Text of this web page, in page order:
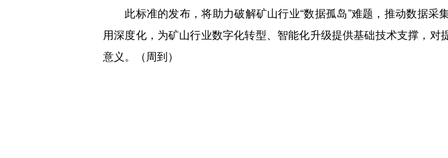
此标准的发布，将助力破解矿山行业“数据孤岛”难题，推动数据采
用深度化，为矿山行业数字化转型、智能化升级提供基础技术支撑，
意义。（周到）